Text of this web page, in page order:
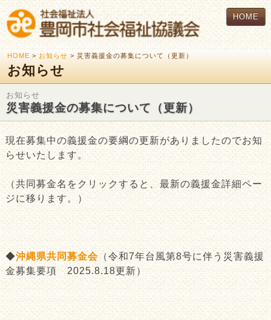
HOME
HOME > お知らせ > 災害義援金の募集について（更新）
お知らせ
お知らせ
災害義援金の募集について（更新）
現在募集中の義援金の要綱の更新がありましたのでお知
らせいたします。
（共同募金名をクリックすると、最新の義援金詳細ペー
ジに移ります。）
◆沖縄県共同募金会（令和7年台風第8号に伴う災害義援
金募集要項 2025.8.18更新）